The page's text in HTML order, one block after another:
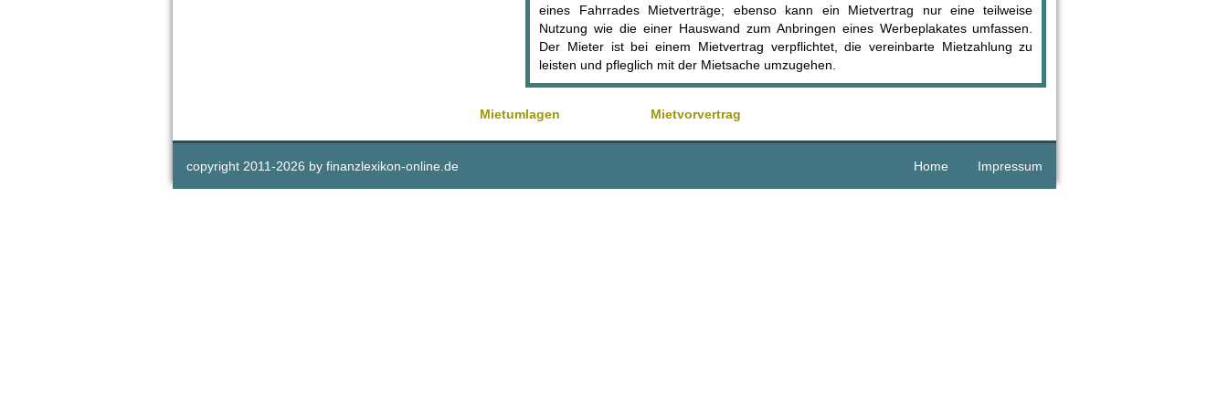
eines Fahrrades Mietverträge; ebenso kann ein Mietvertrag nur eine teilweise
Nutzung wie die einer Hauswand zum Anbringen eines Werbeplakates umfassen.
Der Mieter ist bei einem Mietvertrag verpflichtet, die vereinbarte Mietzahlung zu
leisten und pfleglich mit der Mietsache umzugehen.
Mietumlagen Mietvorvertrag
copyright 2011-2026 by finanzlexikon-online.de Home Impressum